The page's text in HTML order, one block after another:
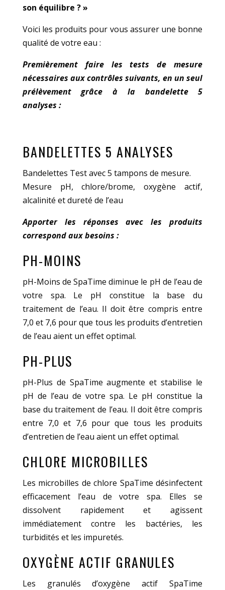
son équilibre ? »
Voici les produits pour vous assurer une bonne
qualité de votre eau :
Premièrement faire les tests de mesure
nécessaires aux contrôles suivants, en un seul
prélèvement grâce à la bandelette 5
analyses :
BANDELETTES 5 ANALYSES
Bandelettes Test avec 5 tampons de mesure.
Mesure pH, chlore/brome, oxygène actif,
alcalinité et dureté de l’eau
Apporter les réponses avec les produits
correspond aux besoins :
PH-MOINS
pH-Moins de SpaTime diminue le pH de l’eau de
votre spa. Le pH constitue la base du
traitement de l’eau. Il doit être compris entre
7,0 et 7,6 pour que tous les produits d’entretien
de l’eau aient un effet optimal.
PH-PLUS
pH-Plus de SpaTime augmente et stabilise le
pH de l’eau de votre spa. Le pH constitue la
base du traitement de l’eau. Il doit être compris
entre 7,0 et 7,6 pour que tous les produits
d’entretien de l’eau aient un effet optimal.
CHLORE MICROBILLES
Les microbilles de chlore SpaTime désinfectent
efficacement l’eau de votre spa. Elles se
dissolvent rapidement et agissent
immédiatement contre les bactéries, les
turbidités et les impuretés.
OXYGÈNE ACTIF GRANULES
Les granulés d’oxygène actif SpaTime